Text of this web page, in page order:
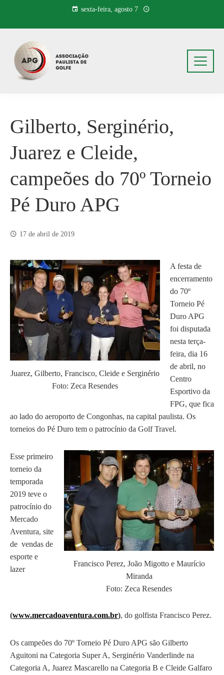
o
conteúdo
sexta-feira, agosto 7
Gilberto, Serginério,
Juarez e Cleide,
campeões do 70º Torneio
Pé Duro APG
17 de abril de 2019
Juarez, Gilberto, Francisco, Cleide e Serginério
Foto: Zeca Resendes
A festa de
encerramento
do 70º
Torneio Pé
Duro APG
foi disputada
nesta terça-
feira, dia 16
de abril, no
Centro
Esportivo da
FPG, que fica
ao lado do aeroporto de Congonhas, na capital paulista. Os
torneios do Pé Duro tem o patrocínio da Golf Travel.
Francisco Perez, João Migotto e Maurício
Miranda
Foto: Zeca Resendes
Esse primeiro
torneio da
temporada
2019 teve o
patrocínio do
Mercado
Aventura, site
de vendas de
esporte e
lazer
(www.mercadoaventura.com.br), do golfista Francisco Perez.
Os campeões do 70º Torneio Pé Duro APG são Gilberto
Aguitoni na Categoria Super A, Serginério Vanderlinde na
Categoria A, Juarez Mascarello na Categoria B e Cleide Galfaro